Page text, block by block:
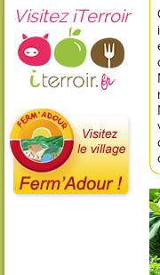
Visitez iTerroir